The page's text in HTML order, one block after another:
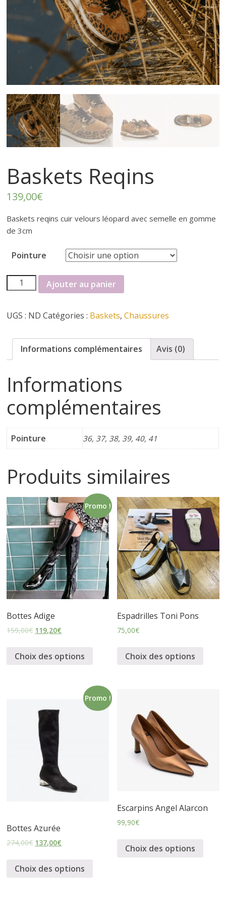
–
p
ê
t
à
p
o
r
t
e
r
f
é
m
i
n
i
n
e
t
c
h
a
s
Baskets Reqins
139,00€
Baskets reqins cuir velours léopard avec semelle en gomme
de 3cm
Pointure
quantité
de
Reqins
Ajouter au panier
UGS : ND Catégories : Baskets,Chaussures
Informations complémentaires Avis (0)
Informations
complémentaires
Pointure 36, 37, 38, 39, 40, 41
Produits similaires
Promo !
Bottes Adige
159,00€ 119,20€
Choix des options
Espadrilles Toni Pons
75,00€
Choix des options
Promo !
Bottes Azurée
274,00€ 137,00€
Choix des options
Escarpins Angel Alarcon
99,90€
Choix des options